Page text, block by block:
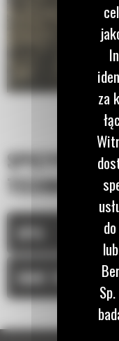
TECHNICZNA
DANE TECHNICZNE
za